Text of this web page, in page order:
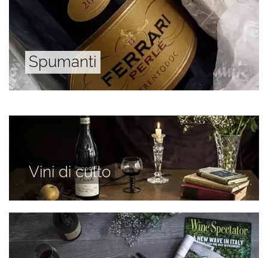
Spumanti
Vini di culto